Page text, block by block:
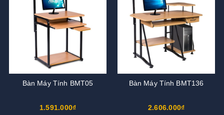
Bàn Máy Tính BMT05
1.591.000₫
Bàn Máy Tính BMT136
2.606.000₫